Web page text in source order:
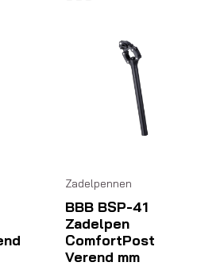
Zadelpennen
BBB BSP-41
Zadelpen
ComfortPost
Verend mm